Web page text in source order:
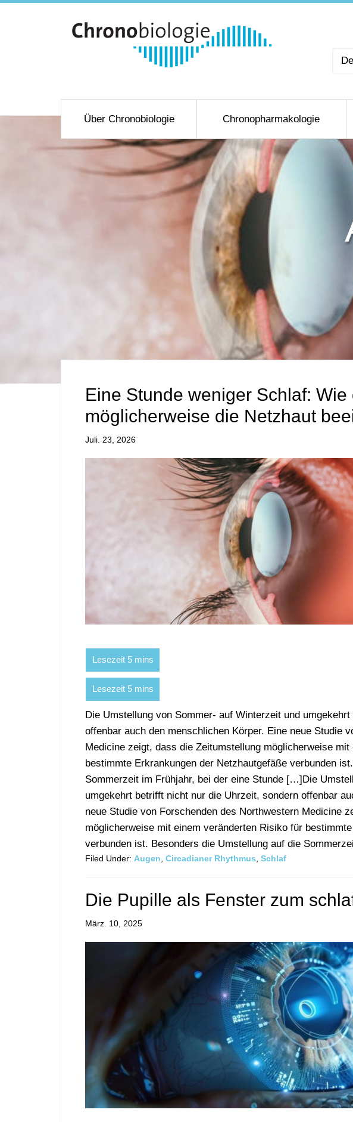
Über Chronobiologie Chronopharmakologie
Eine Stunde weniger Schlaf:
möglicherweise die Netzhaut
Juli. 23, 2026
Die Umstellung von Sommer- auf Winterzeit und
offenbar auch den menschlichen Körper. Eine neue Studie
Medicine zeigt, dass die Zeitumstellung möglicherweise
bestimmte Erkrankungen der Netzhautgefäße verbunden
Sommerzeit im Frühjahr, bei der eine Stunde […]Die
umgekehrt betrifft nicht nur die Uhrzeit, sondern offenbar
neue Studie von Forschenden des Northwestern Medicine
möglicherweise mit einem veränderten Risiko für
verbunden ist. Besonders die Umstellung auf die
Filed Under: Augen Circadianer Rhythmus Schlaf
Die Pupille als Fenster zum
März. 10, 2025